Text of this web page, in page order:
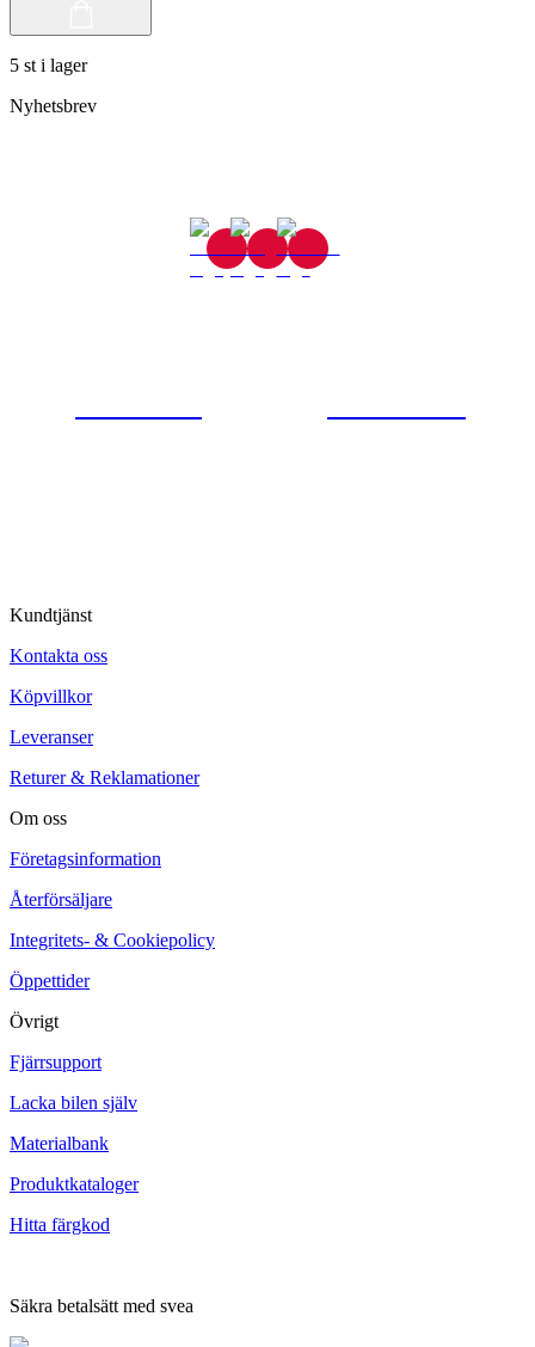
5 st i lager
Nyhetsbrev
Kundtjänst
Kontakta oss
Köpvillkor
Leveranser
Returer & Reklamationer
Om oss
Företagsinformation
Återförsäljare
Integritets- & Cookiepolicy
Öppettider
Övrigt
Fjärrsupport
Lacka bilen själv
Materialbank
Produktkataloger
Hitta färgkod
Säkra betalsätt med svea